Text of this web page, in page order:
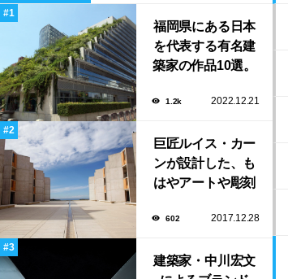
福岡県にある日本
を代表する有名建
築家の作品10選。
タバから磯崎新に
1.2k 2022.12.21
巨匠ルイス・カー
ンが設計した、も
はやアートや彫刻
研究所」。
602 2017.12.28
建築家・中川宏文